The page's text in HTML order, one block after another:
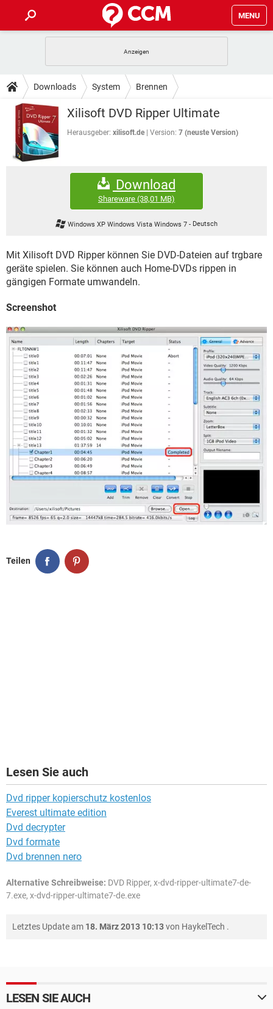
MENU
ANDROID IOS
WINDOWS 10 INSTAGRAM
WHATSAPP TIKTOK
FACEBOOK
TIPPS & TRICKS
SPIELE STREAMING
ANDROID IOS
WINDOWS 10
WHATSAPP
HARDWARE
DOWNLOADS
SPIELE STREAMING
ANDROID
INSTAGRAM
TIKTOK
FORUM
SPIELE
IOS
INSTAGRAM
TIKTOK
STREAMING
WHATSAPP TIKTOK
FACEBOOK
Downloads System Brennen
Xilisoft DVD Ripper Ultimate
Herausgeber: xilisoft.de Version: 7 (neuste Version)
Download
Shareware (38,01 MB)
Windows XP Windows Vista Windows 7- Deutsch
Mit Xilisoft DVD Ripper können Sie DVD-Dateien auf trgbare
geräte spielen. Sie können auch Home-DVDs rippen in
gängigen Formate umwandeln.
Screenshot
Teilen
Lesen Sie auch
Dvd ripper kopierschutz kostenlos
Everest ultimate edition
Dvd decrypter
Dvd formate
Dvd brennen nero
Alternative Schreibweise: DVD Ripper, x-dvd-ripper-ultimate7-de-
7.exe, x-dvd-ripper-ultimate7-de.exe
Letztes Update am 18. März 2013 10:13von HaykelTech .
LESEN SIE AUCH